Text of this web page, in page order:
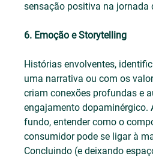
sensação positiva na jornada
6. Emoção e Storytelling
Histórias envolventes,
uma narrativa ou com os
criam conexões profundas e
engajamento dopaminérgico.
fundo, entender como o
consumidor pode se ligar à
Concluindo (e deixando